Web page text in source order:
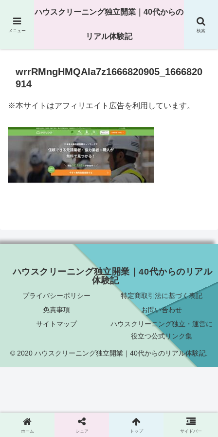
25年以上の現場経験をもとにハウスクリーニング独立の現実
wrrRMngHMQAIa7z1666820905_1666820
914
※本サイトはアフィリエイト広告を利用しています。
ハウスクリーニング独立開業｜40代からのリアル
体験記
プライバシーポリシー
特定商取引法に基づく表記
免責事項
お問い合わせ
サイトマップ
ハウスクリーニング独立・運営に
役立つ公式リンク集
© 2020 ハウスクリーニング独立開業｜40代からのリアル体験記.
メニュー
ハウスクリーニング独立開業｜40代からの
リアル体験記
検索
ホーム シェア トップ サイドバー